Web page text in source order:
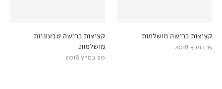
קציצות כרישה טבעוניות
מושלמות
20 במרץ 2018
קציצות כרישה מושלמות
15 במרץ 2018